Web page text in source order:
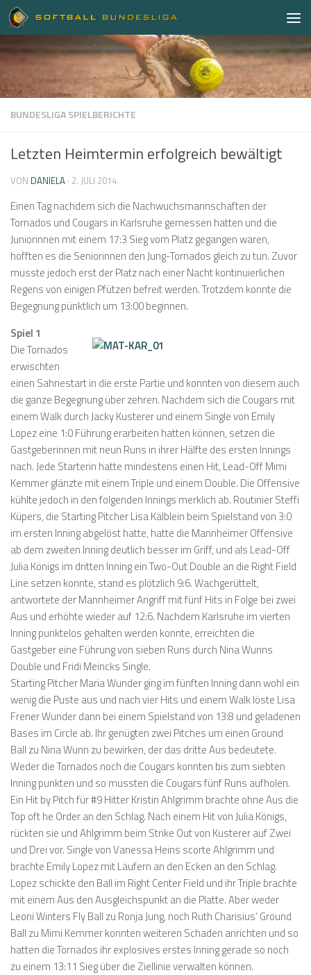
Zum Inhalt springen
BUNDESLIGA SPIELBERICHTE
Letzten Heimtermin erfolgreich bewältigt
VON DANIELA · 2. JULI 2014
Einen Tag nachdem sich die Nachwuchsmannschaften der
Tornados und Cougars in Karlsruhe gemessen hatten und die
Juniorinnen mit einem 17:3 Sieg vom Platz gegangen waren,
hofften es die Seniorinnen den Jung-Tornados gleich zu tun. Zuvor
musste jedoch erst der Platz nach einer Nacht kontinuierlichen
Regens von einigen Pfützen befreit werden. Trotzdem konnte die
Begegnung pünktlich um 13:00 beginnen.
Spiel 1
Die Tornados
erwischten
einen Sahnestart in die erste Partie und konnten von diesem auch
die ganze Begegnung über zehren. Nachdem sich die Cougars mit
einem Walk durch Jacky Kusterer und einem Single von Emily
Lopez eine 1:0 Führung erarbeiten hatten können, setzen die
Gastgeberinnen mit neun Runs in ihrer Hälfte des ersten Innings
nach. Jede Starterin hatte mindestens einen Hit, Lead-Off Mimi
Kemmer glänzte mit einem Triple und einem Double. Die Offensive
kühlte jedoch in den folgenden Innings merklich ab. Routinier Steffi
Küpers, die Starting Pitcher Lisa Kälblein beim Spielstand von 3:0
im ersten Inning abgelöst hatte, hatte die Mannheimer Offensive
ab dem zweiten Inning deutlich besser im Griff, und als Lead-Off
Julia Königs im dritten Inning ein Two-Out Double an die Right Field
Line setzen konnte, stand es plötzlich 9:6. Wachgerüttelt,
antwortete der Mannheimer Angriff mit fünf Hits in Folge bei zwei
Aus und erhöhte wieder auf 12:6. Nachdem Karlsruhe im vierten
Inning punktelos gehalten werden konnte, erreichten die
Gastgeber eine Führung von sieben Runs durch Nina Wunns
Double und Fridi Meincks Single.
Starting Pitcher Maria Wunder ging im fünften Inning dann wohl ein
wenig die Puste aus und nach vier Hits und einem Walk löste Lisa
Frener Wunder dann bei einem Spielstand von 13:8 und geladenen
Bases im Circle ab. Ihr genügten zwei Pitches um einen Ground
Ball zu Nina Wunn zu bewirken, der das dritte Aus bedeutete.
Weder die Tornados noch die Cougars konnten bis zum siebten
Inning punkten und so mussten die Cougars fünf Runs aufholen.
Ein Hit by Pitch für #9 Hitter Kristin Ahlgrimm brachte ohne Aus die
Top oft he Order an den Schlag. Nach einem Hit von Julia Königs,
rückten sie und Ahlgrimm beim Strike Out von Kusterer auf Zwei
und Drei vor. Single von Vanessa Heins scorte Ahlgrimm und
brachte Emily Lopez mit Läufern an den Ecken an den Schlag.
Lopez schickte den Ball im Right Center Field und ihr Triple brachte
mit einem Aus den Ausgleichspunkt an die Platte. Aber weder
Leoni Winters Fly Ball zu Ronja Jung, noch Ruth Charisius‘ Ground
Ball zu Mimi Kemmer konnten weiteren Schaden anrichten und so
hatten die Tornados ihr explosives erstes Inning gerade so noch
zu einem 13:11 Sieg über die Ziellinie verwalten können.